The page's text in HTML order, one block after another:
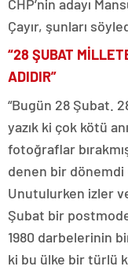
CHP’nin adayı
Çayır, şunları
“28 ŞUBAT
ADIDIR”
“Bugün 28 Şubat.
yazık ki çok kötü
fotoğraflar
denen bir
Unutulurken izler
Şubat bir
1980 darbelerinin
ki bu ülke bir türlü